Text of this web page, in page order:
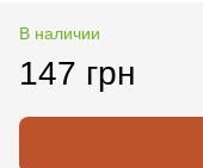
В наличии
147 грн